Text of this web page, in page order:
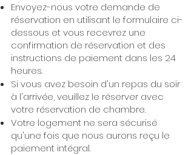
Envoyez-nous votre demande de
réservation en utilisant le formulaire ci-
dessous et vous recevrez une
confirmation de réservation et des
instructions de paiement dans les 24
heures.
Si vous avez besoin d'un repas du soir
à l'arrivée, veuillez le réserver avec
votre réservation de chambre.
Votre logement ne sera sécurisé
qu'une fois que nous aurons reçu le
paiement intégral.